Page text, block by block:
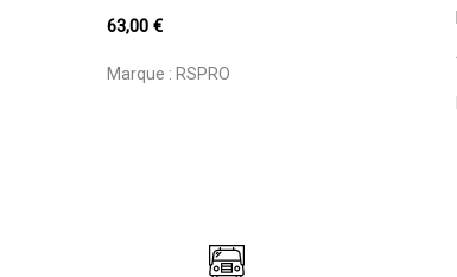
63,00 €
Marque : RSPRO